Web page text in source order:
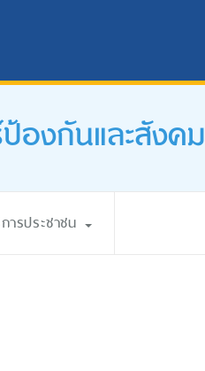
ป้องกันและสังคม
ารประชาชน